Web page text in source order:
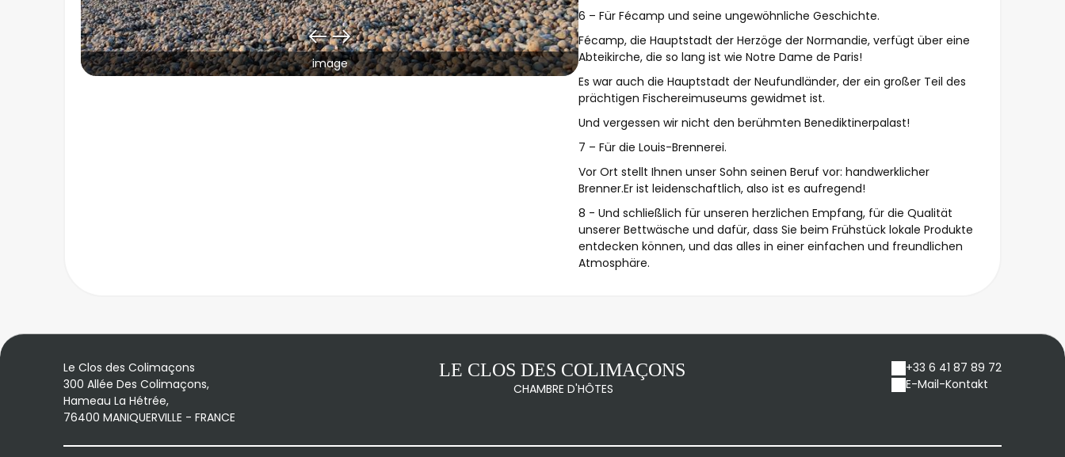
image image
6 – Für Fécamp und seine ungewöhnliche Geschichte.
Fécamp, die Hauptstadt der Herzöge der Normandie, verfügt über eine
Abteikirche, die so lang ist wie Notre Dame de Paris!
Es war auch die Hauptstadt der Neufundländer, der ein großer Teil des
prächtigen Fischereimuseums gewidmet ist.
Und vergessen wir nicht den berühmten Benediktinerpalast!
7 – Für die Louis-Brennerei.
Vor Ort stellt Ihnen unser Sohn seinen Beruf vor: handwerklicher
Brenner.Er ist leidenschaftlich, also ist es aufregend!
8 - Und schließlich für unseren herzlichen Empfang, für die Qualität
unserer Bettwäsche und dafür, dass Sie beim Frühstück lokale Produkte
entdecken können, und das alles in einer einfachen und freundlichen
Atmosphäre.
Le Clos des Colimaçons
300 Allée Des Colimaçons,
Hameau La Hétrée,
76400 MANIQUERVILLE - FRANCE
LE CLOS DES COLIMAÇONS
CHAMBRE D'HÔTES
+33 6 41 87 89 72
E-Mail-Kontakt